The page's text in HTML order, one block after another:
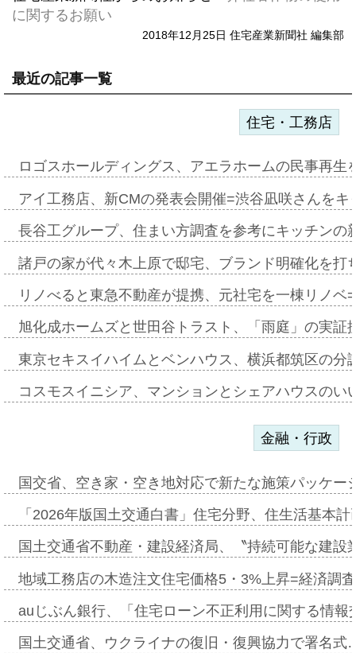
に関するお願い
2018年12月25日 住宅産業新聞社 編集部
最近の記事一覧
住宅・工務店
ロゴスホールディングス、アエラホームの民事再
アイ工務店、新CMの発表会開催=渋谷凪咲さんを
長谷工グループ、住まい方調査を参考にキッチン
諸戸の家が代々木上原で邸宅、ブランド明確化を
リノべると東急不動産が提携、元社宅を一棟リノ
旭化成ホームズと世田谷トラスト、「雨庭」の実
東京セキスイハイムとベンハウス、横浜都筑区の
コスモスイニシア、マンションとシェアハウスの
金融・行政
国交省、空き家・空き地対応で新たな施策パッケ
「2026年版国土交通白書」住宅分野、住生活基本
国土交通省不動産・建設経済局、〝持続可能な建
地域工務店の木造注文住宅価格5・3%上昇=経済調
auじぶん銀行、「住宅ローン不正利用に関する情
国土交通省、ウクライナの復旧・復興協力で署名